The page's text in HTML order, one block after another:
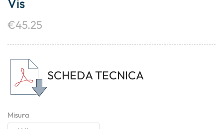
€45.25
SCHEDA TECNICA
Misura